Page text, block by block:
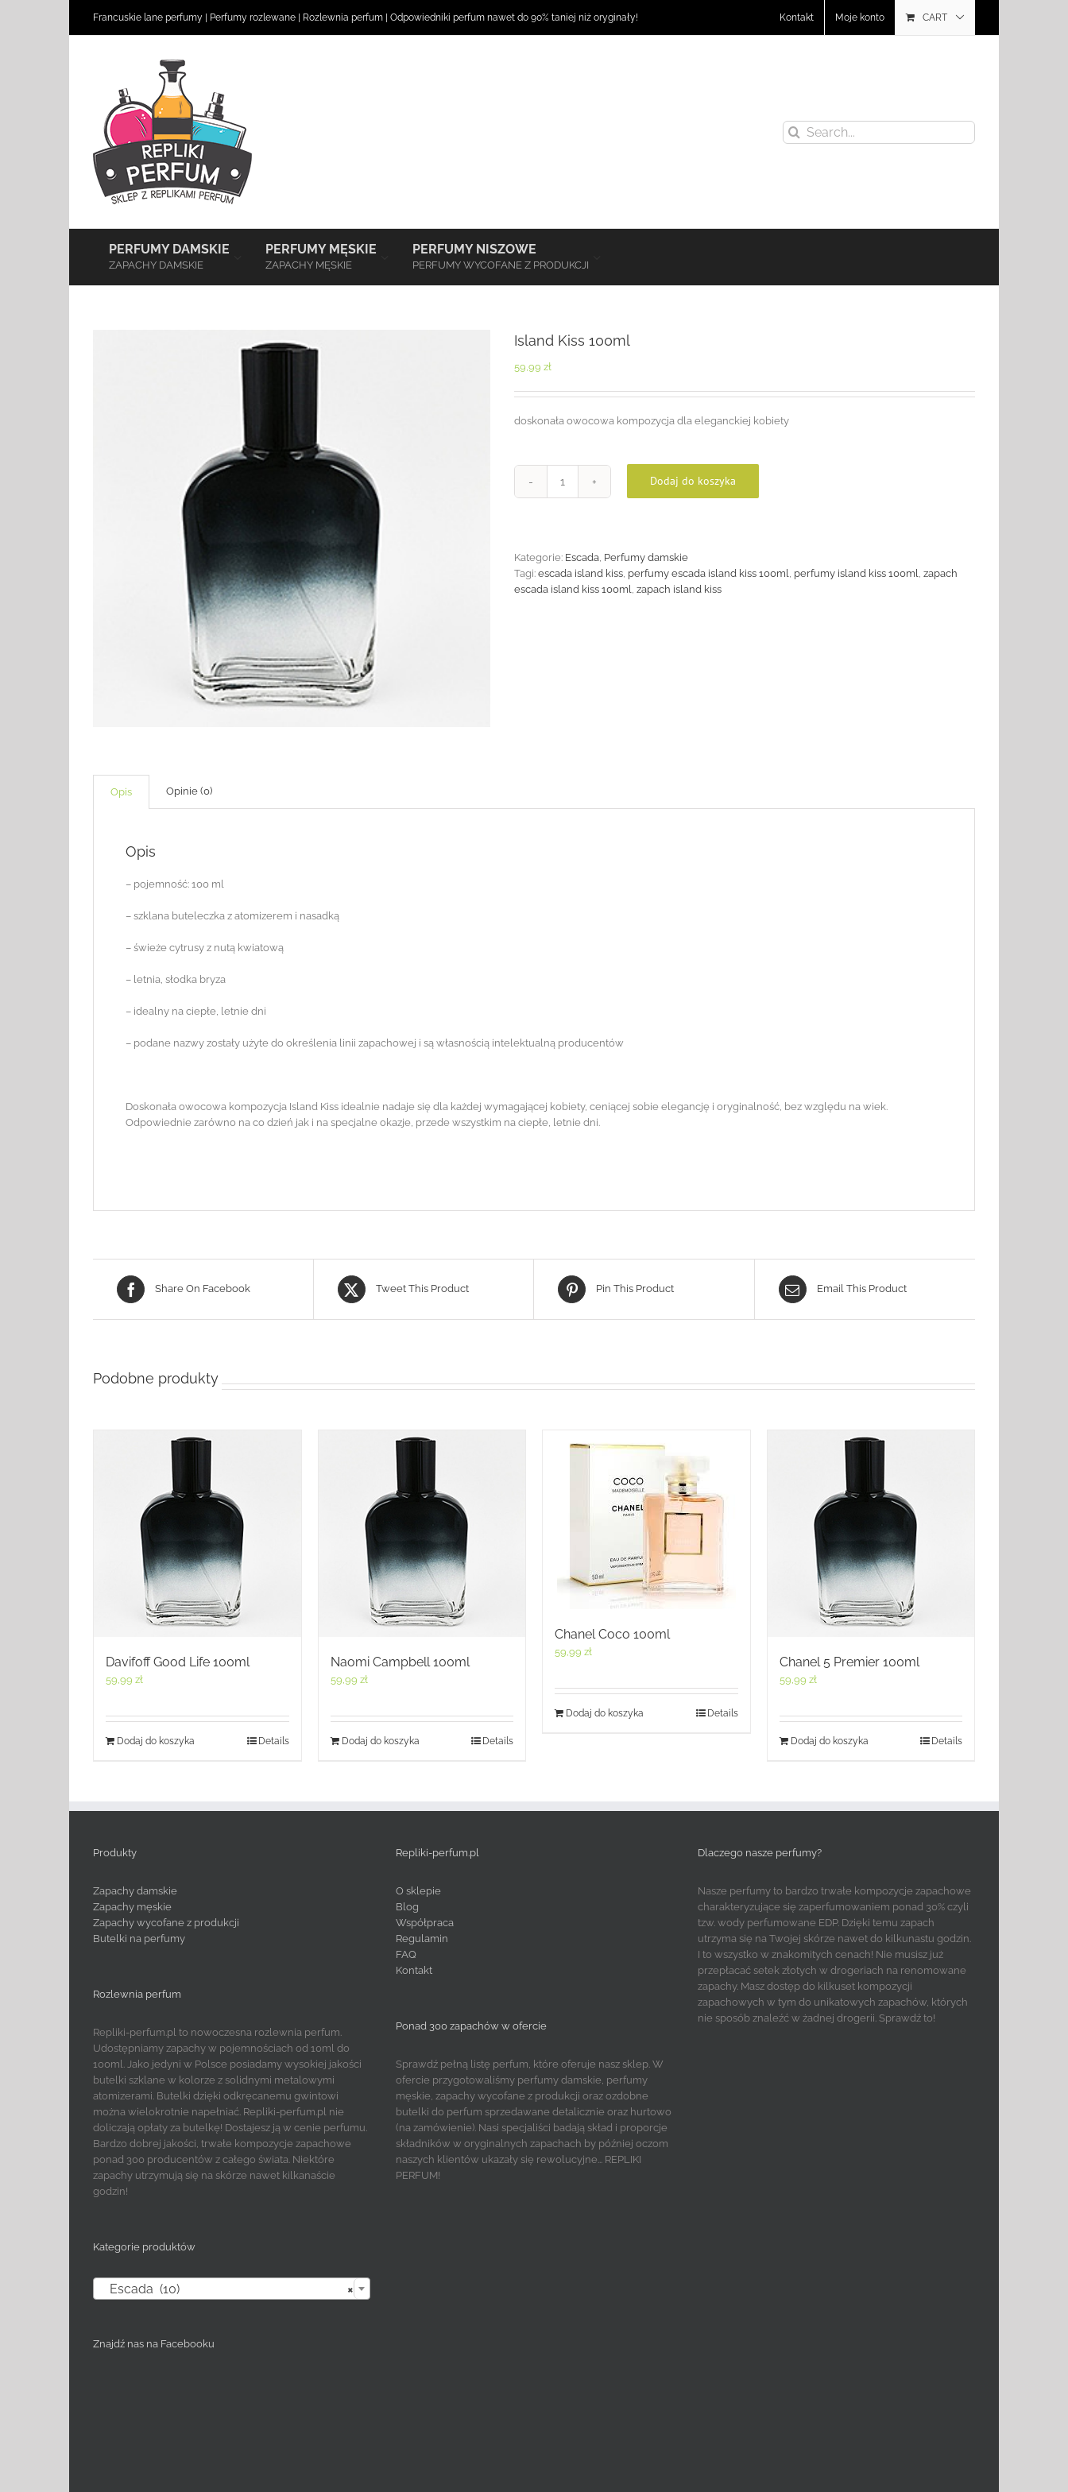
Francuskie lane perfumy Perfumy rozlewane Rozlewnia perfum Odpowiedniki perfum nawet do 90% taniej niż oryginały! Kontakt Moje konto CART
Search
for:
PERFUMY DAMSKIE
ZAPACHY DAMSKIE
PERFUMY MĘSKIE
ZAPACHY MĘSKIE
PERFUMY NISZOWE
PERFUMY WYCOFANE Z PRODUKCJI
Island Kiss 100ml
59,99 zł
doskonała owocowa kompozycja dla eleganckiej kobiety
ilość
Dodaj do koszyka
Kategorie: Escada Perfumy damskie
Tagi: escada island kiss perfumy escada island kiss 100ml perfumy island kiss 100ml
zapach
escada island kiss 100ml
zapach island kiss
Opis Opinie (0)
Opis
– pojemność: 100 ml
– szklana buteleczka z atomizerem i nasadką
– świeże cytrusy z nutą kwiatową
– letnia, słodka bryza
– idealny na ciepłe, letnie dni
– podane nazwy zostały użyte do określenia linii zapachowej i są własnością intelektualną producentów
Doskonała owocowa kompozycja Island Kiss idealnie nadaje się dla każdej wymagającej kobiety, ceniącej sobie elegancję i oryginalność, bez względu na wiek.
Odpowiednie zarówno na co dzień jak i na specjalne okazje, przede wszystkim na ciepłe, letnie dni.
Share On Facebook Tweet This Product Pin This Product Email This Product
Podobne produkty
Davifoff Good Life 100ml
59,99 zł
Dodaj do koszyka Details
Naomi Campbell 100ml
59,99 zł
Dodaj do koszyka Details
Chanel Coco 100ml
59,99 zł
Dodaj do koszyka Details
Chanel 5 Premier 100ml
59,99 zł
Dodaj do koszyka Details
Produkty
Zapachy damskie
Zapachy męskie
Zapachy wycofane z produkcji
Butelki na perfumy
Rozlewnia perfum
Repliki-perfum.pl to nowoczesna rozlewnia perfum.
Udostępniamy zapachy w pojemnościach od 10ml do
100ml. Jako jedyni w Polsce posiadamy wysokiej jakości
butelki szklane w kolorze z solidnymi metalowymi
atomizerami. Butelki dzięki odkręcanemu gwintowi
można wielokrotnie napełniać. Repliki-perfum.pl nie
doliczają opłaty za butelkę! Dostajesz ją w cenie perfumu.
Bardzo dobrej jakości, trwałe kompozycje zapachowe
ponad 300 producentów z całego świata. Niektóre
zapachy utrzymują się na skórze nawet kilkanaście
godzin!
Kategorie produktów

×
Escada (10)
Znajdź nas na Facebooku
Repliki-perfum.pl
O sklepie
Blog
Współpraca
Regulamin
FAQ
Kontakt
Ponad 300 zapachów w ofercie
Sprawdź pełną listę perfum, które oferuje nasz sklep. W
ofercie przygotowaliśmy perfumy damskie, perfumy
męskie, zapachy wycofane z produkcji oraz ozdobne
butelki do perfum sprzedawane detalicznie oraz hurtowo
(na zamówienie). Nasi specjaliści badają skład i proporcje
składników w oryginalnych zapachach by później oczom
naszych klientów ukazały się rewolucyjne... REPLIKI
PERFUM!
Dlaczego nasze perfumy?
Nasze perfumy to bardzo trwałe kompozycje zapachowe
charakteryzujące się zaperfumowaniem ponad 30% czyli
tzw. wody perfumowane EDP. Dzięki temu zapach
utrzyma się na Twojej skórze nawet do kilkunastu godzin.
I to wszystko w znakomitych cenach! Nie musisz już
przepłacać setek złotych w drogeriach na renomowane
zapachy. Masz dostęp do kilkuset kompozycji
zapachowych w tym do unikatowych zapachów, których
nie sposób znaleźć w żadnej drogerii. Sprawdź to!